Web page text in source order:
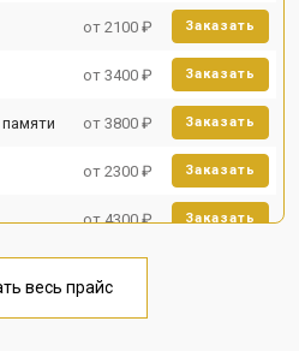
от 2100 ₽ Заказать
от 3400 ₽ Заказать
от 3800 ₽ Заказать
от 2300 ₽ Заказать
от 4300 ₽ Заказать
от 3100 ₽
весь прайс